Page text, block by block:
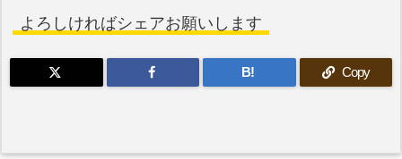
よろしければシェアお願いします
B! Copy